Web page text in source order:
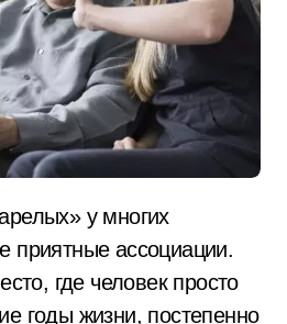
приятные ассоциации.
где человек просто
годы жизни, постепенно